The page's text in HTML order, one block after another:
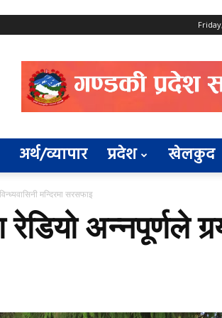
अर्थ/व्यापार प्रदेश खेलकुद
मन्दिरमा सरसफाइ
अन्नपूर्णले